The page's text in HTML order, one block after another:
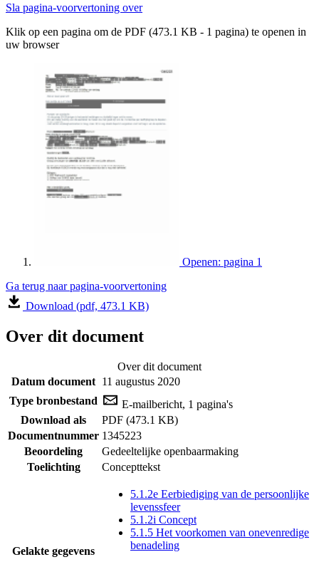
Sla pagina-voorvertoning over
Klik op een pagina om de PDF (473.1 KB - 1 pagina) te openen in
uw browser
Openen: pagina 1
Ga terug naar pagina-voorvertoning
Download (pdf, 473.1 KB)
Over dit document
Over dit document
Datum document 11 augustus 2020
Type bronbestand
E-mailbericht, 1 pagina's
Download als
PDF (473.1 KB)
Documentnummer 1345223
Beoordeling
Gedeeltelijke openbaarmaking
Toelichting
Concepttekst
Gelakte gegevens
5.1.2e Eerbiediging van de persoonlijke
levenssfeer
5.1.2i Concept
5.1.5 Het voorkomen van onevenredige
benadeling